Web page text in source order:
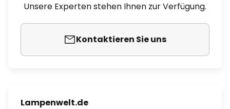
Unsere Experten stehen Ihnen zur Verfügung.
Kontaktieren Sie uns
Lampenwelt.de